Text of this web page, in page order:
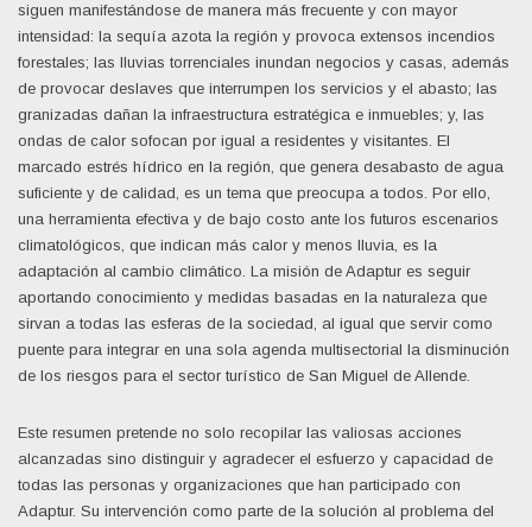
siguen manifestándose de manera más frecuente y con mayor
intensidad: la sequía azota la región y provoca extensos incendios
forestales; las lluvias torrenciales inundan negocios y casas, además
de provocar deslaves que interrumpen los servicios y el abasto; las
granizadas dañan la infraestructura estratégica e inmuebles; y, las
ondas de calor sofocan por igual a residentes y visitantes. El
marcado estrés hídrico en la región, que genera desabasto de agua
suficiente y de calidad, es un tema que preocupa a todos. Por ello,
una herramienta efectiva y de bajo costo ante los futuros escenarios
climatológicos, que indican más calor y menos lluvia, es la
adaptación al cambio climático. La misión de Adaptur es seguir
aportando conocimiento y medidas basadas en la naturaleza que
sirvan a todas las esferas de la sociedad, al igual que servir como
puente para integrar en una sola agenda multisectorial la disminución
de los riesgos para el sector turístico de San Miguel de Allende.
Este resumen pretende no solo recopilar las valiosas acciones
alcanzadas sino distinguir y agradecer el esfuerzo y capacidad de
todas las personas y organizaciones que han participado con
Adaptur. Su intervención como parte de la solución al problema del